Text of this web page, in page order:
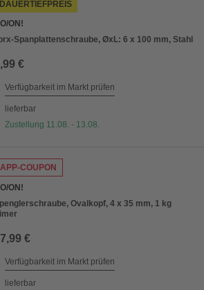
DAUERTIEFPREIS
ON!
Spanplattenschraube, ØxL: 6 x 100 mm, Stahl
€
Verfügbarkeit im Markt prüfen
lieferbar
Zustellung 11.08. - 13.08.
APP-COUPON
ON!
Ovalkopf, 4 x 35 mm, 1 kg
€
Verfügbarkeit im Markt prüfen
lieferbar